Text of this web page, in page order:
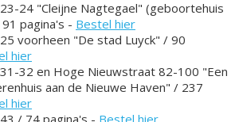
24 "Cleijne Nagtegael" (geboortehuis
pagina's - Bestel hier
voorheen "De stad Luyck" / 90
hier
32 en Hoge Nieuwstraat 82-100 "Een
aan de Nieuwe Haven" / 237
hier
/ 74 pagina's - Bestel hier